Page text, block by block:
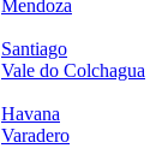
Mendoza
Santiago
Vale do Colchagua
Havana
Varadero